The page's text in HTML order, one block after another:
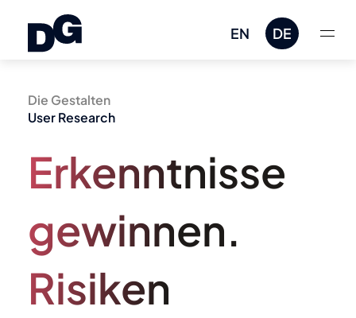
EN DE
Die Gestalten
User Research
Erkenntnisse
gewinnen.
Risiken